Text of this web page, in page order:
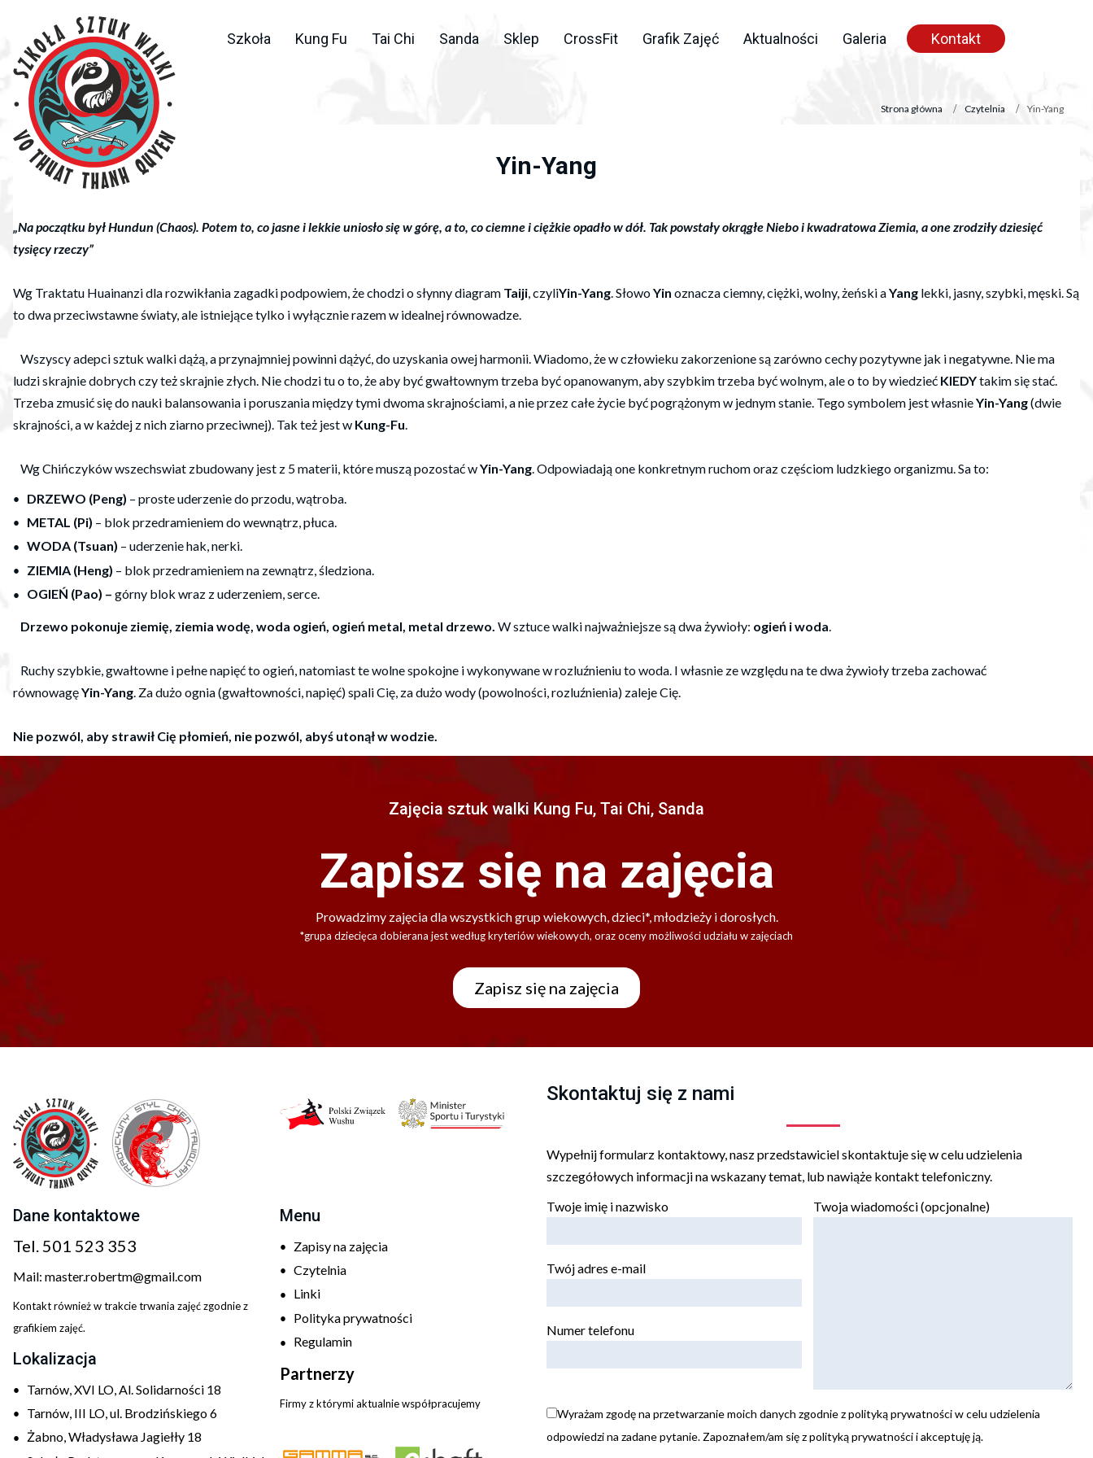
Szkoła Kung Fu Tai Chi Sanda Sklep CrossFit Grafik Zajęć Aktualności Galeria Kontakt
Strona główna Czytelnia Yin-Yang
Yin-Yang
„Na początku był Hundun (Chaos). Potem to, co jasne i lekkie uniosło się w górę, a to, co ciemne i ciężkie opadło w dół. Tak powstały okrągłe Niebo i kwadratowa Ziemia, a one zrodziły dziesięć
tysięcy rzeczy”
Wg Traktatu Huainanzi dla rozwikłania zagadki podpowiem, że chodzi o słynny diagram Taiji , czyliYin-Yang . SłowoYin oznacza ciemny, ciężki, wolny, żeński aYang lekki, jasny, szybki, męski. Są
to dwa przeciwstawne światy, ale istniejące tylko i wyłącznie razem w idealnej równowadze.
Wszyscy adepci sztuk walki dążą, a przynajmniej powinni dążyć, do uzyskania owej harmonii. Wiadomo, że w człowieku zakorzenione są zarówno cechy pozytywne jak i negatywne. Nie ma
ludzi skrajnie dobrych czy też skrajnie złych. Nie chodzi tu o to, że aby być gwałtownym trzeba być opanowanym, aby szybkim trzeba być wolnym, ale o to by wiedzieć KIEDYtakim się stać.
Trzeba zmusić się do nauki balansowania i poruszania między tymi dwoma skrajnościami, a nie przez całe życie być pogrążonym w jednym stanie. Tego symbolem jest własnieYin-Yang(dwie
skrajności, a w każdej z nich ziarno przeciwnej). Tak też jest w Kung-Fu
Wg Chińczyków wszechswiat zbudowany jest z 5 materii, które muszą pozostać wYin-Yang . Odpowiadają one konkretnym ruchom oraz częściom ludzkiego organizmu. Sa to:
DRZEWO (Peng) – proste uderzenie do przodu, wątroba.
METAL (Pi) – blok przedramieniem do wewnątrz, płuca.
WODA (Tsuan) – uderzenie hak, nerki.
ZIEMIA (Heng) – blok przedramieniem na zewnątrz, śledziona.
OGIEŃ (Pao) – górny blok wraz z uderzeniem, serce.
Drzewo pokonuje ziemię, ziemia wodę, woda ogień, ogień metal, metal drzewo. W sztuce walki najważniejsze są dwa żywioły: ogień i woda
Ruchy szybkie, gwałtowne i pełne napięć to ogień, natomiast te wolne spokojne i wykonywane w rozluźnieniu to woda. I własnie ze względu na te dwa żywioły trzeba zachować
równowagęYin-Yang . Za dużo ognia (gwałtowności, napięć) spali Cię, za dużo wody (powolności, rozluźnienia) zaleje Cię.
Nie pozwól, aby strawił Cię płomień, nie pozwól, abyś utonął w wodzie.
Zajęcia sztuk walki Kung Fu, Tai Chi, Sanda
Zapisz się na zajęcia
Prowadzimy zajęcia dla wszystkich grup wiekowych, dzieci*, młodzieży i dorosłych.
*grupa dziecięca dobierana jest według kryteriów wiekowych, oraz oceny możliwości udziału w zajęciach
Zapisz się na zajęcia
Dane kontaktowe
Tel. 501 523 353
Mail: master.robertm@gmail.com
Kontakt również w trakcie trwania zajęć zgodnie z
grafikiem zajęć.
Lokalizacja
Tarnów, XVI LO, Al. Solidarności 18
Tarnów, III LO, ul. Brodzińskiego 6
Żabno, Władysława Jagiełły 18
Menu
Zapisy na zajęcia
Czytelnia
Linki
Polityka prywatności
Regulamin
Partnerzy
Firmy z którymi aktualnie współpracujemy
Skontaktuj się z nami
Wypełnij formularz kontaktowy, nasz przedstawiciel skontaktuje się w celu udzielenia
szczegółowych informacji na wskazany temat, lub nawiąże kontakt telefoniczny.
Twoje imię i nazwisko
Twój adres e-mail
Numer telefonu
Twoja wiadomości (opcjonalne)
Wyrażam zgodę na przetwarzanie moich danych zgodnie z polityką prywatności w celu udzielenia
odpowiedzi na zadane pytanie. Zapoznałem/am się z polityką prywatności i akceptuję ją.